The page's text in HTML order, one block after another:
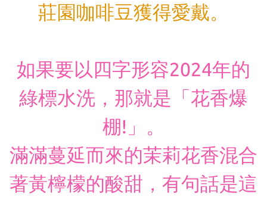
莊園咖啡豆獲得愛戴。
如果要以四字形容2024年的
綠標水洗，那就是「花香爆
棚!」。
滿滿蔓延而來的茉莉花香混合
著黃檸檬的酸甜，有句話是這